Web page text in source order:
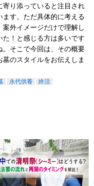
寄り添っていると注目され
ます。ただ具体的に考える
案外イメージだけで理解し
た！と感じる方は多いです
。そこで今回は、その概要
墓のスタイルをお伝えしま
永代供養 終活